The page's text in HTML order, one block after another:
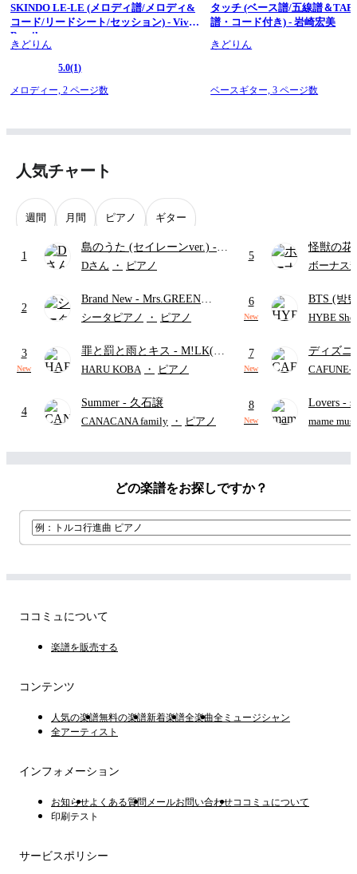
SKINDO LE-LE (メロディ譜/メロディ&
コード/リードシート/セッション) - Viva
Brasil
きどりん
5.0(1)
メロディー, 2 ページ数
タッチ (ベース譜/五線譜＆TAB
譜・コード付き) - 岩崎宏美
きどりん
ベースギター,3 ページ数
人気チャート
週間 月間 ピアノ ギター
1
島のうた (セイレーンver.) -
セイレーン(CV.鈴木みのり)
ード・ペダル付き/『映画ちい
かわ 人魚の島のひみつ』よ
Dさん ・ ピアノ
2
Brand New - Mrs.GREEN
APPLE
シータピアノ ・ ピアノ
3
New
罪と罰と雨とキス - M!LK(佐
野勇斗&吉田仁人)
HARU KOBA ・ ピアノ
4
Summer - 久石譲
CANACANA family ・ ピアノ
5
怪獣の
ードパー
ボーナス
6
New
BTS (방
HYBE
7
New
ディズ
レー-
ード有)
CAFUNE-
8
New
Lovers -
ト)
mame
どの楽譜をお探しですか？
ココミュについて
楽譜を販売する
コンテンツ
人気の楽譜無料の楽譜新着楽譜全楽曲全ミュージシャン
全アーティスト
インフォメーション
お知らせよくある質問 メールお問い合わせココミュについて
印刷テスト
サービスポリシー